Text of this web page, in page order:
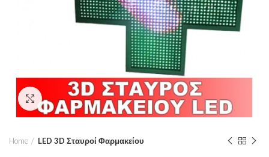
Click to enlarge
Home LED 3D Σταυροί Φαρμακείου